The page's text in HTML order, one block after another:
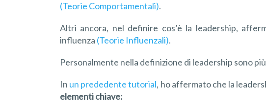
(Teorie Comportamentali).
Altri ancora, nel definire cos’è la leadership,
influenza (Teorie Influenzali).
Personalmente nella definizione di leadership sono
In un prededente tutorial, ho affermato che la
elementi chiave: